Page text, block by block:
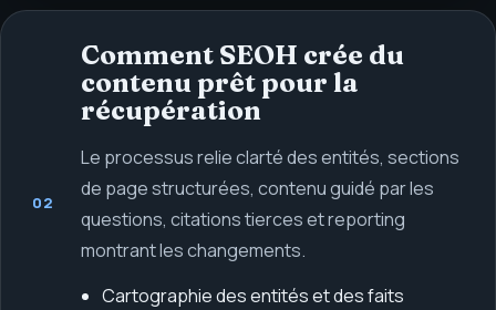
02
Comment SEOH crée du
contenu prêt pour la
récupération
Le processus relie clarté des entités, sections
de page structurées, contenu guidé par les
questions, citations tierces et reporting
montrant les changements.
Cartographie des entités et des faits